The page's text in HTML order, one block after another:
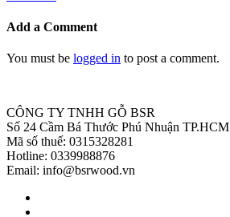
Add a Comment
You must be logged in to post a comment.
CÔNG TY TNHH GỖ BSR
Số 24 Cầm Bá Thước Phú Nhuận TP.HCM
Mã số thuế: 0315328281
Hotline: 0339988876
Email: info@bsrwood.vn